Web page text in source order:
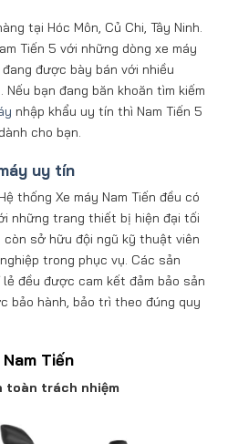
tại Hóc Môn, Củ Chi, Tây Ninh.
Tiến 5 với những dòng xe máy
được bày bán với nhiều
bạn đang băn khoăn tìm kiếm
nhập khẩu uy tín thì Nam Tiến 5
cho bạn.
uy tín
thống Xe máy Nam Tiến đều có
những trang thiết bị hiện đại tối
sở hữu đội ngũ kỹ thuật viên
trong phục vụ. Các sản
đều được cam kết đảm bảo sản
bảo hành, bảo trì theo đúng quy
Tiến
toàn trách nhiệm